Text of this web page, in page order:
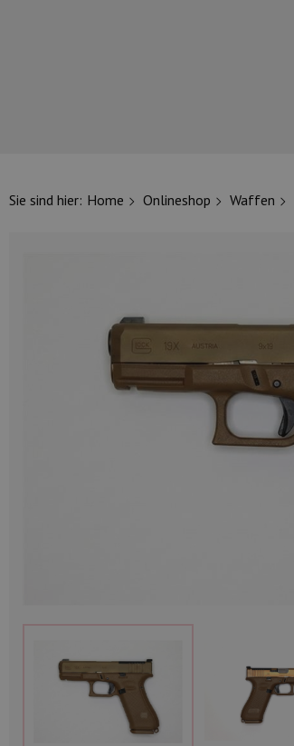
Sie sind hier: Home Onlineshop Waffen
UNSERE TOP-KATEGORIEN